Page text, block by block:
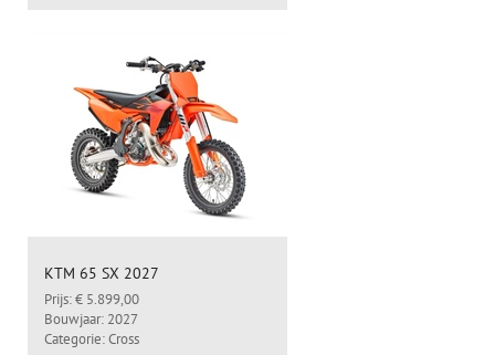
KTM 65 SX 2027
Prijs: € 5.899,00
Bouwjaar: 2027
Categorie: Cross